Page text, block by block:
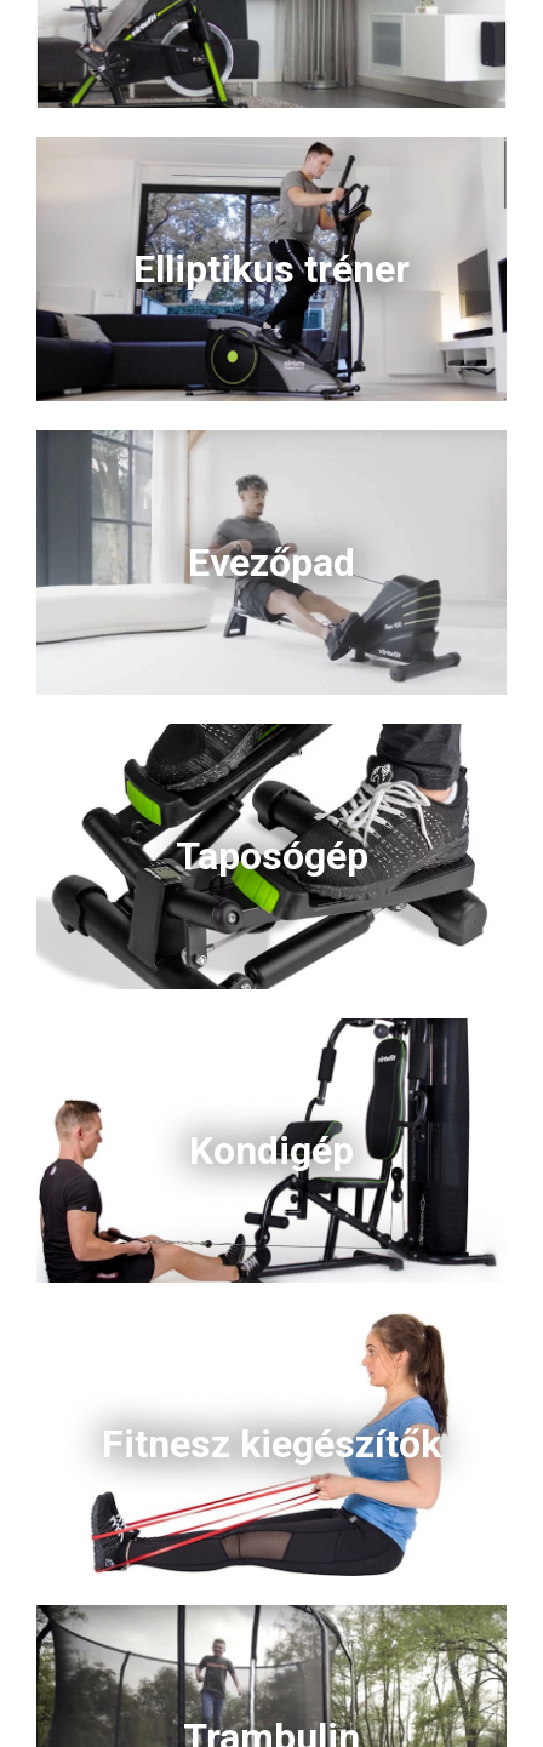
Elliptikus tréner
Evezőpad
Taposógép
Kondigép
Fitnesz kiegészítők
Trambulin